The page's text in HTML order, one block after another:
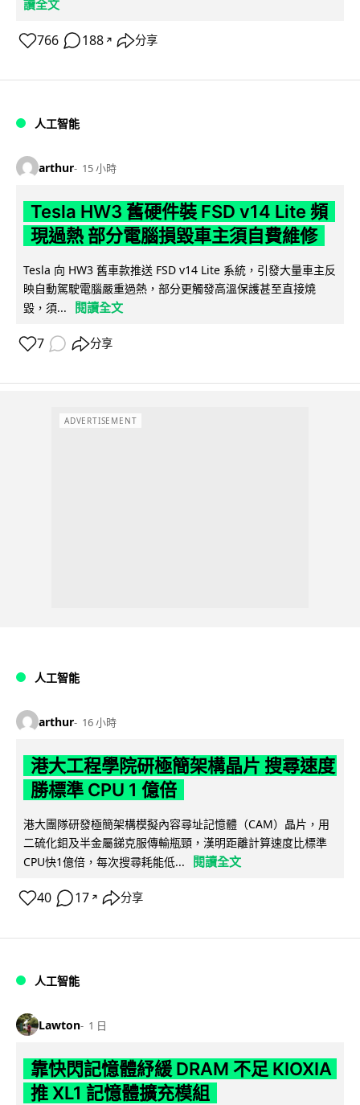
讀全文
766 188 ↗ 分享
人工智能
arthur 15 小時
Tesla HW3 舊硬件裝 FSD v14 Lite 頻
現過熱 部分電腦損毀車主須自費維修
Tesla 向 HW3 舊車款推送 FSD v14 Lite 系統，引發大量車主反
映自動駕駛電腦嚴重過熱，部分更觸發高溫保護甚至直接燒
毀，須...
閱讀全文
7 分享
ADVERTISEMENT
人工智能
arthur 16 小時
港大工程學院研極簡架構晶片 搜尋速度
勝標準 CPU 1 億倍
港大團隊研發極簡架構模擬內容尋址記憶體（CAM）晶片，用
二硫化鉬及半金屬銻克服傳輸瓶頸，漢明距離計算速度比標準
CPU快1億倍，每次搜尋耗能低...
閱讀全文
40 17 ↗ 分享
人工智能
Lawton 1 日
靠快閃記憶體紓緩 DRAM 不足 KIOXIA
推 XL1 記憶體擴充模組